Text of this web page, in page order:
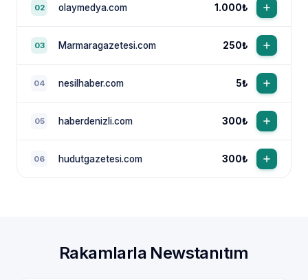
02 olaymedya.com 1.000₺
03 Marmaragazetesi.com 250₺
04 nesilhaber.com 5₺
05 haberdenizli.com 300₺
06 hudutgazetesi.com 300₺
Rakamlarla Newstanıtım